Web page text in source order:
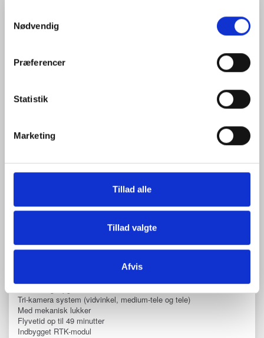
Nødvendig
Præferencer
Statistik
Marketing
Tillad alle
Tillad valgte
Afvis
DJI MATRICE 4E
CP.EN.00000573.01
Tri-kamera system (vidvinkel, medium-tele og tele)
Med mekanisk lukker
Flyvetid op til 49 minutter
Indbygget RTK-modul